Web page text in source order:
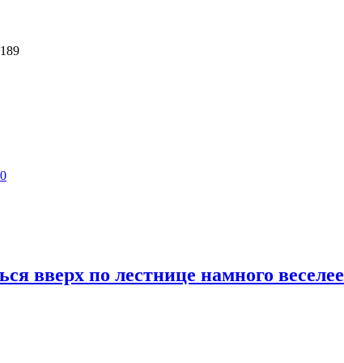
189
0
вверх по лестнице намного веселее